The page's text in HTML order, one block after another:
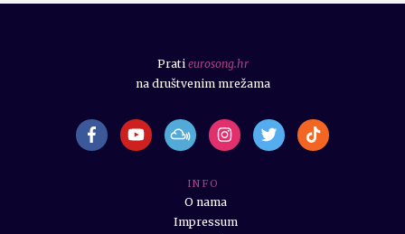
I N F O
O nama
Impressum
Prati eurosong.hr
na društvenim mrežama